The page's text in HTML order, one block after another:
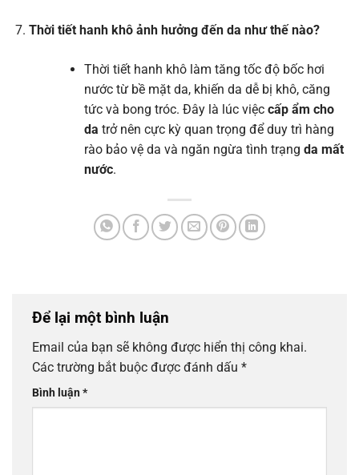
Thời tiết hanh khô ảnh hưởng đến da như thế nào?
Thời tiết hanh khô làm tăng tốc độ bốc hơi
nước từ bề mặt da, khiến da dễ bị khô, căng
tức và bong tróc. Đây là lúc việc cấp ẩm cho
da trở nên cực kỳ quan trọng để duy trì hàng
rào bảo vệ da và ngăn ngừa tình trạng da mất
nước.
Để lại một bình luận
Email của bạn sẽ không được hiển thị công khai.
Các trường bắt buộc được đánh dấu *
Bình luận*